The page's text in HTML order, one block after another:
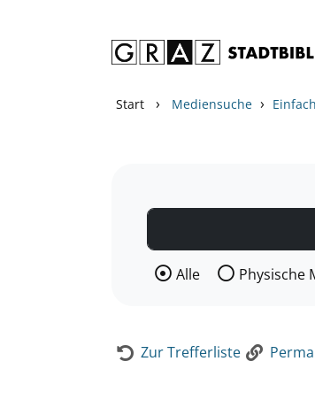
Start › Mediensuche ›
Wählen Sie die
Alle Physische
Zur Trefferliste